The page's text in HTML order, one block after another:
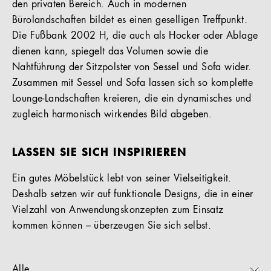
den privaten Bereich. Auch in modernen
Bürolandschaften bildet es einen geselligen Treffpunkt.
Die Fußbank 2002 H, die auch als Hocker oder Ablage
dienen kann, spiegelt das Volumen sowie die
Nahtführung der Sitzpolster von Sessel und Sofa wider.
Zusammen mit Sessel und Sofa lassen sich so komplette
Lounge-Landschaften kreieren, die ein dynamisches und
zugleich harmonisch wirkendes Bild abgeben.
LASSEN SIE SICH INSPIRIEREN
Ein gutes Möbelstück lebt von seiner Vielseitigkeit.
Deshalb setzen wir auf funktionale Designs, die in einer
Vielzahl von Anwendungskonzepten zum Einsatz
kommen können – überzeugen Sie sich selbst.